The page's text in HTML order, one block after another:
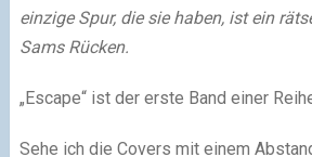
einzige Spur, die sie haben, ist ein
Sams Rücken.
„Escape“ ist der erste Band einer
Sehe ich die Covers mit einem